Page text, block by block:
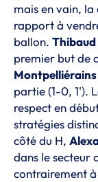
mais en vain,
rapport à
ballon.
premier but de
Montpelliérains
partie (1-0, 1').
respect en
stratégies
côté du H,
dans le secteur
contrairement